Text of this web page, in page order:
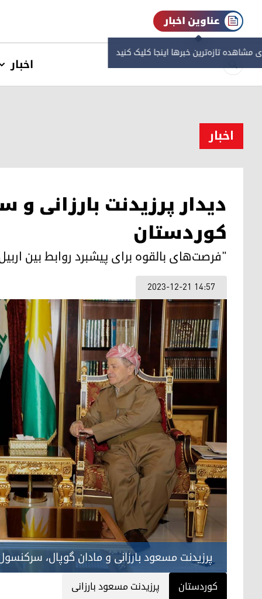
عناوین اخبار
مشاهده‌ تازه‌ترین خبرها اینجا کلیک کنید
اخبار
اخبار
دیدار پرزیدنت بارزانی
کوردستان
"فرصت‌های بالقوه برای پیشبرد روابط بین
2023-12-21 14:57
پرزیدنت مسعود بارزانی و مادان گوپال،
کوردستان پرزیدنت مسعود بارزانی